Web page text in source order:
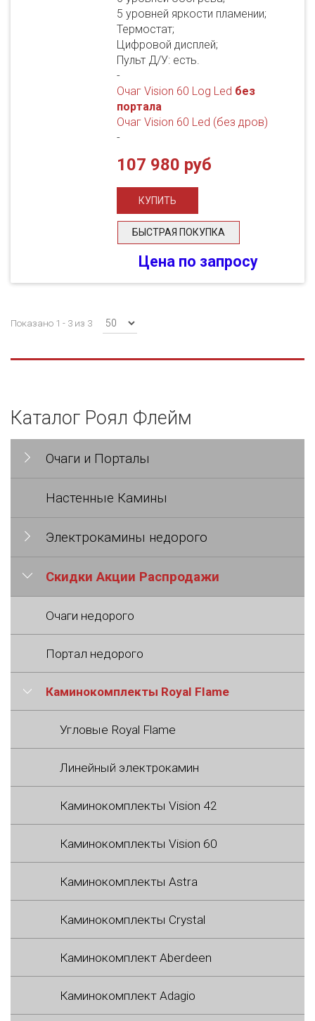
5 уровней яркости пламении;
Термостат;
Цифровой дисплей;
Пульт Д/У: есть.
-
Очаг Vision 60 Log Led без
портала
Очаг Vision 60 Led (без дров)
-
107 980 руб
БЫСТРАЯ ПОКУПКА
Цена по запросу
Показано 1 - 3 из 3
Каталог Роял Флейм
Очаги и Порталы
Настенные Камины
Электрокамины недорого
Скидки Акции Распродажи
Очаги недорого
Портал недорого
Каминокомплекты Royal Flame
Угловые Royal Flame
Линейный электрокамин
Каминокомплекты Vision 42
Каминокомплекты Vision 60
Каминокомплекты Astra
Каминокомплекты Crystal
Каминокомплект Aberdeen
Каминокомплект Adagio